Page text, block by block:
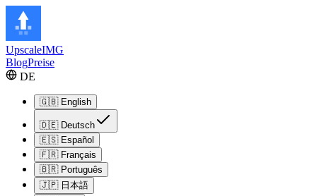
UpscaleIMG
BlogPreise
DE
🇬🇧 English
🇩🇪 Deutsch
🇪🇸 Español
🇫🇷 Français
🇧🇷 Português
🇯🇵 日本語